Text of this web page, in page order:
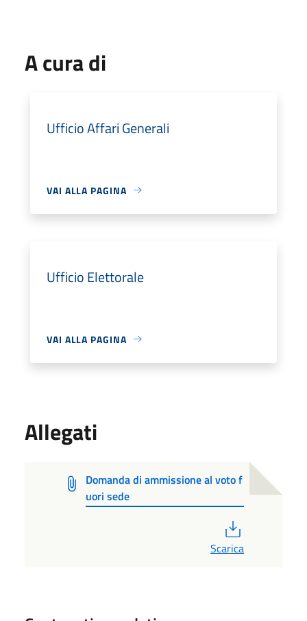
A cura di
Ufficio Affari Generali
VAI ALLA PAGINA
Ufficio Elettorale
VAI ALLA PAGINA
Allegati
Domanda di ammissione al voto f
uori sede
Scarica